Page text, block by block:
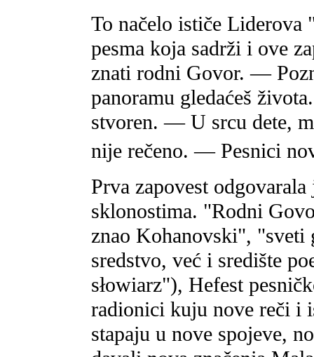
To načelo ističe Liderova
pesma koja sadrži i ove
znati rodni Govor. —
panoramu gledaćeš
stvoren. — U srcu dete,
nije rečeno. — Pesnici
Prva zapovest
sklonostima. "Rodni
znao Kohanovski", "sveti
sredstvo, već i središte
słowiarz"), Hefest
radionici kuju nove reči i
stapaju u nove spojeve,